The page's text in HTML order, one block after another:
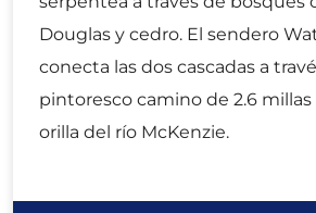
Douglas y cedro. El sendero
conecta las dos cascadas a
pintoresco camino de 2.6 millas
orilla del río McKenzie.